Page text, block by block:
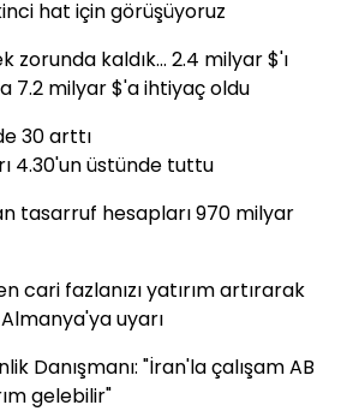
hat için görüşüyoruz
zorunda kaldık... 2.4 milyar $'ı
7.2 milyar $'a ihtiyaç oldu
30 arttı
4.30'un üstünde tuttu
tasarruf hesapları 970 milyar
cari fazlanızı yatırım artırarak
uyarı
Danışmanı: "İran'la çalışam AB
gelebilir"